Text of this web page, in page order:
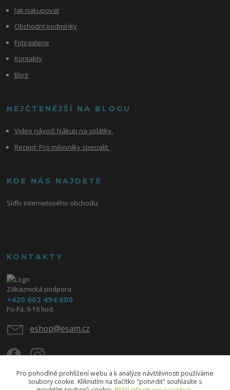
Jak nakupovat
Obchodní podmínky
Fotogalerie
Kontakty
Blog
NEJČTENĚJŠÍ NA BLOGU
Video návod: Nákup na splátky.
Recept: Pro milovníky specialit.
KDE NÁS NAJDETE
Sídlo internetového obchodu:
KONTAKTY
Zákaznická podpora
+420 602 494 600
Po-Pá, 9-16 hod.
eshop@esam.cz
Pro pohodlné prohlížení webu a k analýze návštěvnosti používáme
soubory cookie. Kliknutím na tlačítko "potvrdit" souhlasíte s